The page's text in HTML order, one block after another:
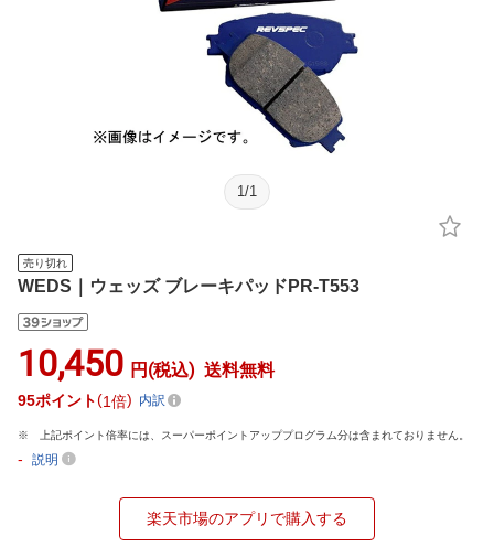
1 /1
売り切れ
WEDS｜ウェッズ ブレーキパッドPR-T553
10,450 円(税込) 送料無料
95ポイント 1倍 内訳
上記ポイント倍率には、スーパーポイントアッププログラム分は含まれておりません。
- 説明
楽天市場のアプリで購入する